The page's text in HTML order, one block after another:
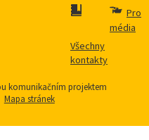
Všechny
kontakty
Pro
média
komunikačním projektem
Mapa stránek